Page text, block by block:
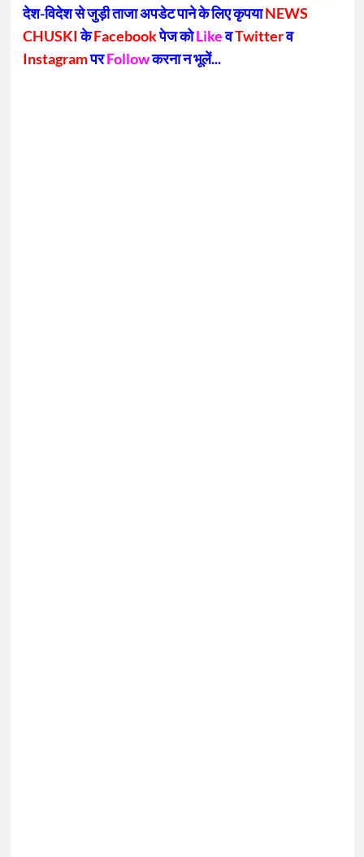
देश-विदेश से जुड़ी ताजा अपडेट पाने के लिए कृपयाNEWS
CHUSKIकेFacebookपेज कोLikeवTwitterव
InstagramपरFollowकरना न भूलें...